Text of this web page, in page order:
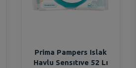
Prima Pampers Islak
Havlu Sensıtıve 52 Lı